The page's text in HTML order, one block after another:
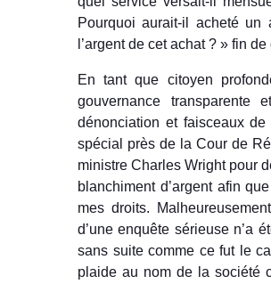
Pourquoi aurait-il acheté un
l’argent de cet achat ? » fin
En tant que citoyen
gouvernance
dénonciation et faisceaux
spécial près de la Cour de
ministre Charles Wright pour
blanchiment d’argent afin
mes droits.
d’une enquête sérieuse n’a
sans suite comme ce fut le
plaide au nom de la société